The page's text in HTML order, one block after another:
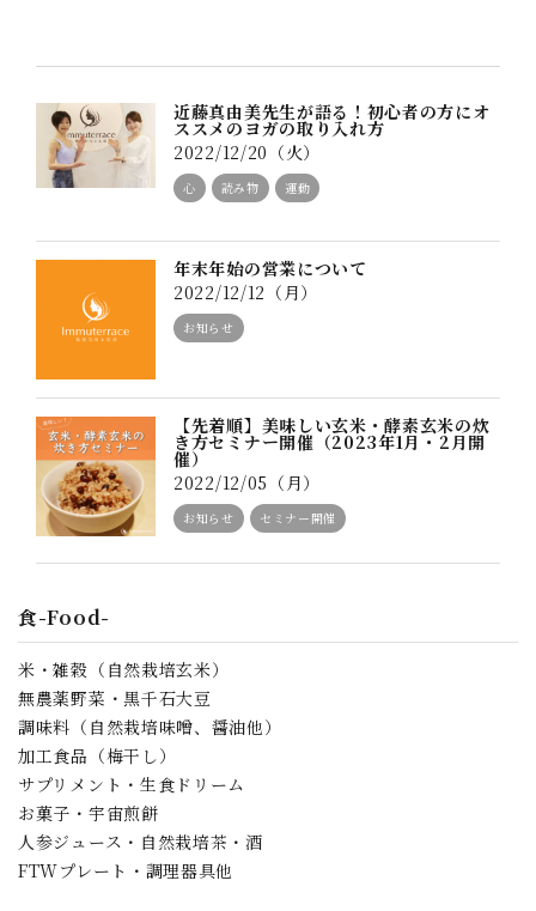
近藤真由美先生が語る！初心者の方にオ
ススメのヨガの取り入れ方
2022/12/20（火）
心 読み物 運動
年末年始の営業について
2022/12/12（月）
お知らせ
【先着順】美味しい玄米・酵素玄米の炊
き方セミナー開催（2023年1月・2月開
催）
2022/12/05（月）
お知らせ セミナー開催
食-Food-
米・雑穀（自然栽培玄米）
無農薬野菜・黒千石大豆
調味料（自然栽培味噌、醤油他）
加工食品（梅干し）
サプリメント・生食ドリーム
お菓子・宇宙煎餅
人参ジュース・自然栽培茶・酒
FTWプレート・調理器具他